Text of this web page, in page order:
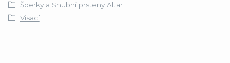
Šperky a Snubní prsteny Altar
Visací